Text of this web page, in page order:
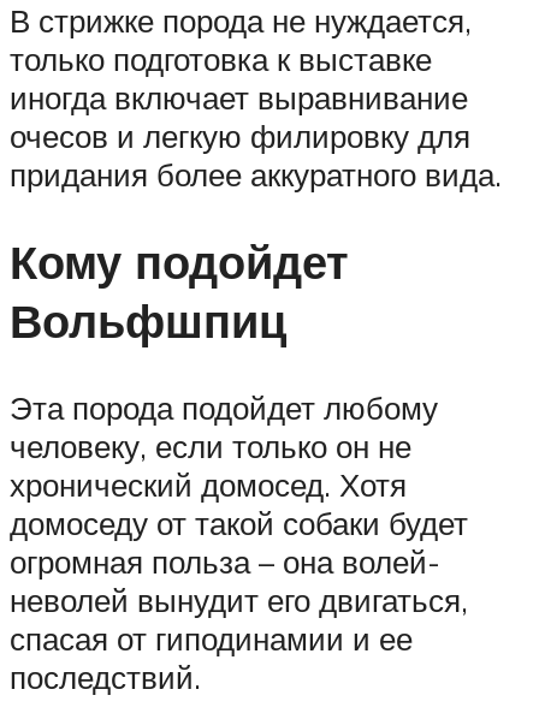
В стрижке порода не нуждается,
только подготовка к выставке
иногда включает выравнивание
очесов и легкую филировку для
придания более аккуратного вида.
Кому подойдет
Вольфшпиц
Эта порода подойдет любому
человеку, если только он не
хронический домосед. Хотя
домоседу от такой собаки будет
огромная польза – она волей-
неволей вынудит его двигаться,
спасая от гиподинамии и ее
последствий.